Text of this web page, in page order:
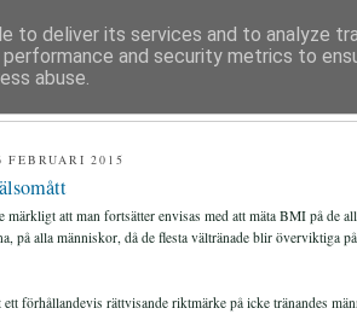
HÄLSA
FEBRUARI 2015
märkligt att man fortsätter envisas med att mäta BMI på de
på alla människor, då de flesta vältränade blir överviktiga
ett förhållandevis rättvisande riktmärke på icke tränandes
to deliver its services and to analyze
and security metrics to
abuse.